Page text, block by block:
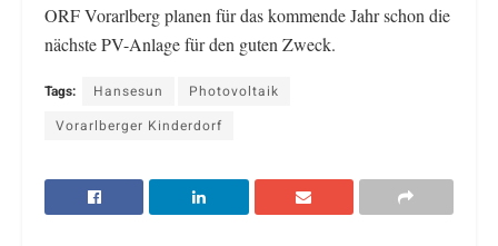
ORF Vorarlberg planen für das kommende Jahr schon die
nächste PV-Anlage für den guten Zweck.
Tags: Hansesun
Photovoltaik
Vorarlberger Kinderdorf